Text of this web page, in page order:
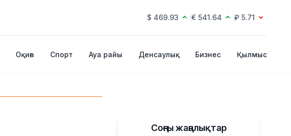
$ 469.93 € 541.64 ₽ 5.71
Оқиға Спорт Ауа райы Денсаулық Бизнес Қылмыс
Соңғы жаңалықтар